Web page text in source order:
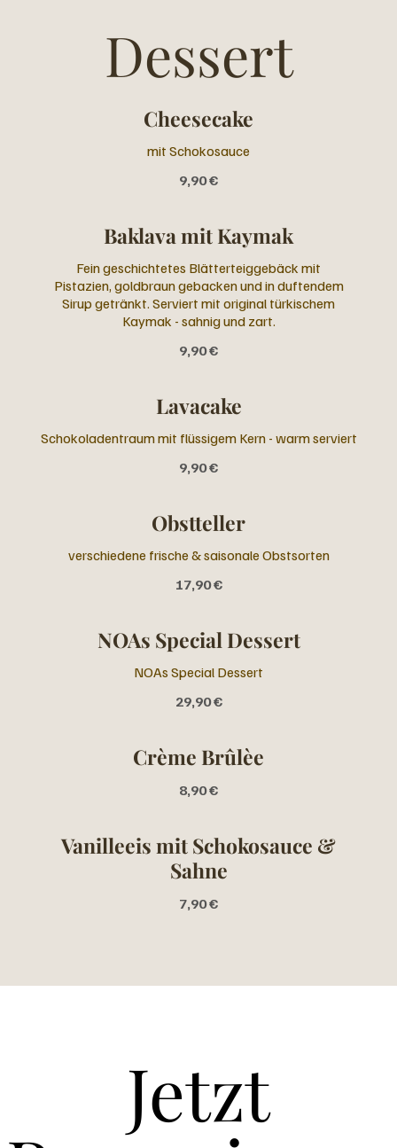
Dessert
Cheesecake
mit Schokosauce
9,90 €
Baklava mit Kaymak
Fein geschichtetes Blätterteiggebäck mit
Pistazien, goldbraun gebacken und in duftendem
Sirup getränkt. Serviert mit original türkischem
Kaymak - sahnig und zart.
9,90 €
Lavacake
Schokoladentraum mit flüssigem Kern - warm serviert
9,90 €
Obstteller
verschiedene frische & saisonale Obstsorten
17,90 €
NOAs Special Dessert
NOAs Special Dessert
29,90 €
Crème Brûlèe
8,90 €
Vanilleeis mit Schokosauce &
Sahne
7,90 €
Jetzt
Jetzt